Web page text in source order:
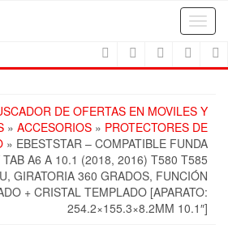
DE OFERTAS EN MOVILES Y
» ACCESORIOS » PROTECTORES DE
» EBESTSTAR – COMPATIBLE FUNDA
A6 A 10.1 (2018, 2016) T580 T585
GIRATORIA 360 GRADOS, FUNCIÓN
+ CRISTAL TEMPLADO [APARATO:
254.2×155.3×8.2MM 10.1″]